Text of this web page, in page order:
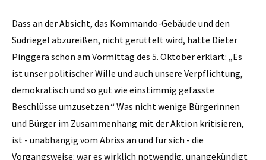
Dass an der Absicht, das Kommando-Gebäude und den
Südriegel abzureißen, nicht gerüttelt wird, hatte Dieter
Pinggera schon am Vormittag des 5. Oktober erklärt: „Es
ist unser politischer Wille und auch unsere Verpflichtung,
demokratisch und so gut wie einstimmig gefasste
Beschlüsse umzusetzen.“ Was nicht wenige Bürgerinnen
und Bürger im Zusammenhang mit der Aktion kritisieren,
ist - unabhängig vom Abriss an und für sich - die
Vorgangsweise: war es wirklich notwendig, unangekündigt